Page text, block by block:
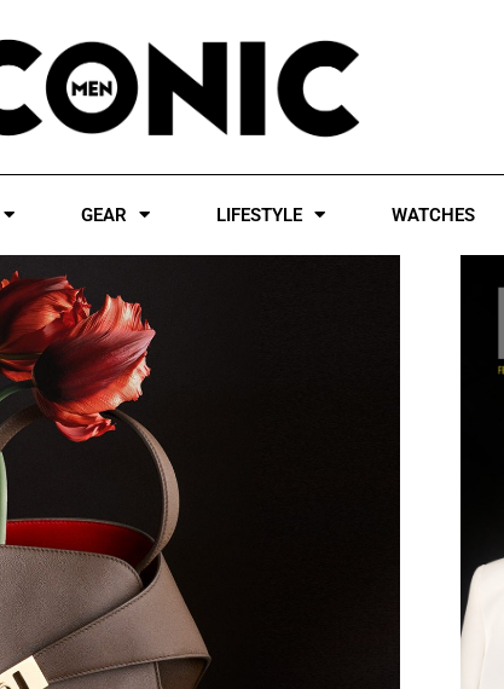
GEAR LIFESTYLE WATCHES